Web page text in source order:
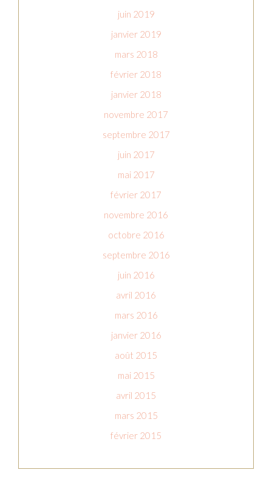
juin 2019
janvier 2019
mars 2018
février 2018
janvier 2018
novembre 2017
septembre 2017
juin 2017
mai 2017
février 2017
novembre 2016
octobre 2016
septembre 2016
juin 2016
avril 2016
mars 2016
janvier 2016
août 2015
mai 2015
avril 2015
mars 2015
février 2015